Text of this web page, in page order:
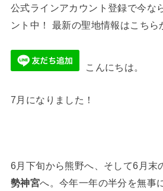
公式ラインアカウント登録で今な
ント中！ 最新の聖地情報はこちら
こんにちは。
7月になりました！
6月下旬から熊野へ、そして6月末
勢神宮へ。今年一年の半分を無事